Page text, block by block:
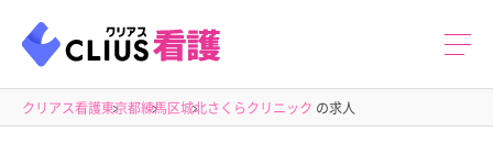
クリアス看護東京都練馬区城北さくらクリニック の求人